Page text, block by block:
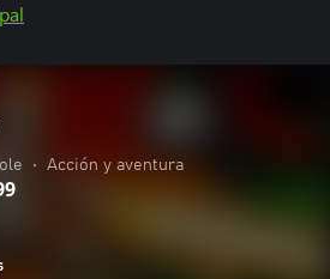
• Acción y aventura